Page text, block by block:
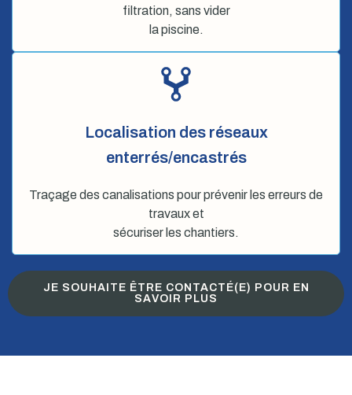
filtration, sans vider
la piscine.
Localisation des réseaux
enterrés/encastrés
Traçage des canalisations pour prévenir les erreurs de
travaux et
sécuriser les chantiers.
JE SOUHAITE ÊTRE CONTACTÉ(E) POUR EN
SAVOIR PLUS